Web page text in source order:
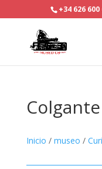
+34 626 600
Inicio / museo /